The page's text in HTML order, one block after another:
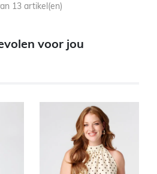
13 artikel(en)
voor jou